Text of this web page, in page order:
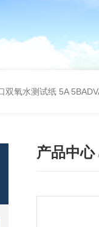
双氧水测试纸 5A
产品中心